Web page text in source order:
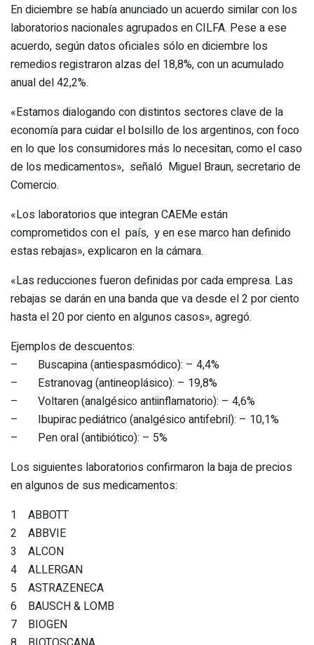
En diciembre se había anunciado un acuerdo similar con los
laboratorios nacionales agrupados en CILFA. Pese a ese
acuerdo, según datos oficiales sólo en diciembre los
remedios registraron alzas del 18,8%, con un acumulado
anual del 42,2%.
«Estamos dialogando con distintos sectores clave de la
economía para cuidar el bolsillo de los argentinos, con foco
en lo que los consumidores más lo necesitan, como el caso
de los medicamentos», señaló Miguel Braun, secretario de
Comercio.
«Los laboratorios que integran CAEMe están
comprometidos con el país, y en ese marco han definido
estas rebajas», explicaron en la cámara.
«Las reducciones fueron definidas por cada empresa. Las
rebajas se darán en una banda que va desde el 2 por ciento
hasta el 20 por ciento en algunos casos», agregó.
Ejemplos de descuentos:
– Buscapina (antiespasmódico): – 4,4%
– Estranovag (antineoplásico): – 19,8%
– Voltaren (analgésico antiinflamatorio): – 4,6%
– Ibupirac pediátrico (analgésico antifebril): – 10,1%
– Pen oral (antibiótico): – 5%
Los siguientes laboratorios confirmaron la baja de precios
en algunos de sus medicamentos:
1 ABBOTT
2 ABBVIE
3 ALCON
4 ALLERGAN
5 ASTRAZENECA
6 BAUSCH & LOMB
7 BIOGEN